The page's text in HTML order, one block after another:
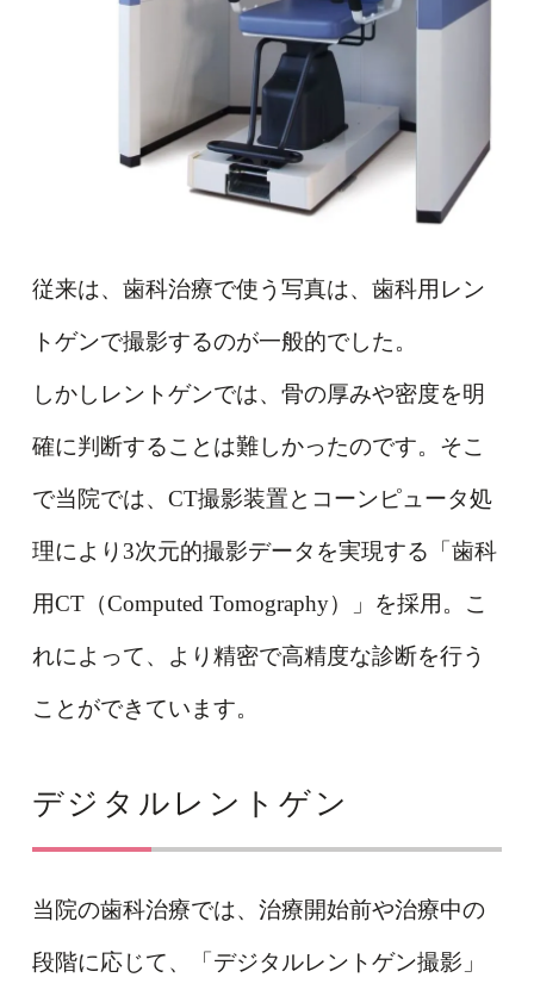
従来は、歯科治療で使う写真は、歯科用レン
トゲンで撮影するのが一般的でした。
しかしレントゲンでは、骨の厚みや密度を明
確に判断することは難しかったのです。そこ
で当院では、CT撮影装置とコーンピュータ処
理により3次元的撮影データを実現する「歯科
用CT（Computed Tomography）」を採用。こ
れによって、より精密で高精度な診断を行う
ことができています。
デジタルレントゲン
当院の歯科治療では、治療開始前や治療中の
段階に応じて、「デジタルレントゲン撮影」